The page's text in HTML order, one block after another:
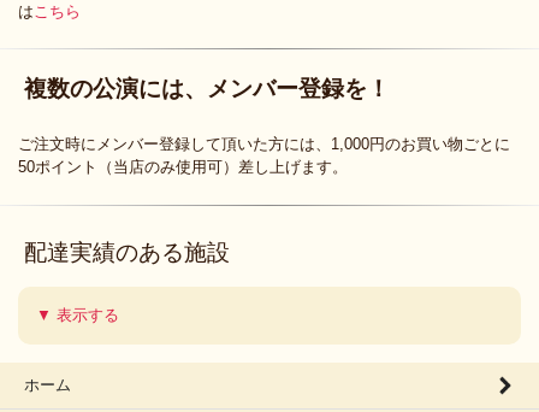
は こちら
複数の公演には、メンバー登録を！
ご注文時にメンバー登録して頂いた方には、1,000円のお買い物ごとに
50ポイント（当店のみ使用可）差し上げます。
配達実績のある施設
▼ 表示する
ホーム